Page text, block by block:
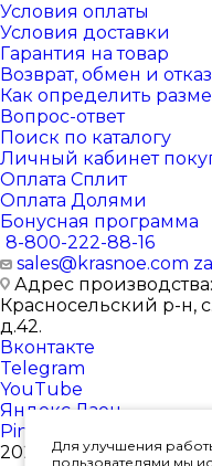
Условия оплаты
Условия доставки
Гарантия на товар
Возврат, обмен и отказ
Как определить
Вопрос-ответ
Поиск по каталогу
Личный кабинет
Оплата Сплит
Оплата Долями
Бонусная программа
8-800-222-88-16
sales@krasnoe.com
Адрес
Красносельский р-н,
д.42.
Вконтакте
Telegram
YouTube
Яндекс.Дзен
Pinterest
2026 © Интернет-
Для улучшения
пользователями мы